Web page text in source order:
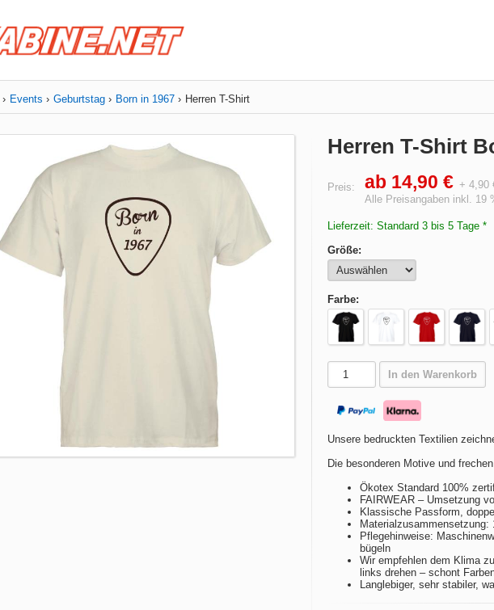
Events Geburtstag Born in 1967 Herren T-Shirt
Herren T-Shirt
Preis: ab 14,90 € + 4,90
Alle Preisangaben inkl. 19
Lieferzeit: Standard 3 bis 5 Tage *
Größe:
Farbe:
In den Warenkorb
Unsere bedruckten Textilien
Die besonderen Motive und
Ökotex Standard 100%
FAIRWEAR – Umsetzung
Klassische Passform,
Pflegehinweise:
bügeln
Wir empfehlen dem Klima
links drehen – schont
Langlebiger, sehr stabiler,